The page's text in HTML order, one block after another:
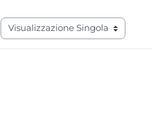
Navigazione terziaria modalità